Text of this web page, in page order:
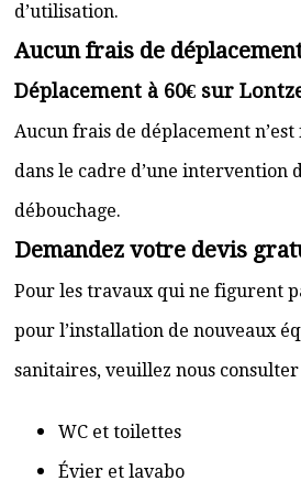
d’utilisation.
Aucun frais de
Déplacement à 60€ sur
Aucun frais de déplacement
dans le cadre d’une intervention
débouchage.
Demandez votre devis
Pour les travaux qui ne figurent
pour l’installation de nouveaux
sanitaires, veuillez nous consulter
WC et toilettes
Évier et lavabo